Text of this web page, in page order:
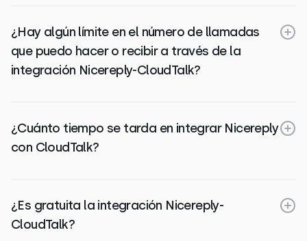
¿Hay algún límite en el número de llamadas
que puedo hacer o recibir a través de la
integración Nicereply-CloudTalk?
¿Cuánto tiempo se tarda en integrar Nicereply
con CloudTalk?
¿Es gratuita la integración Nicereply-
CloudTalk?